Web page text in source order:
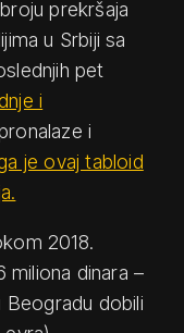
prekršaja
u Srbiji sa
pet
i
i
je ovaj tabloid
2018.
miliona dinara –
dobili